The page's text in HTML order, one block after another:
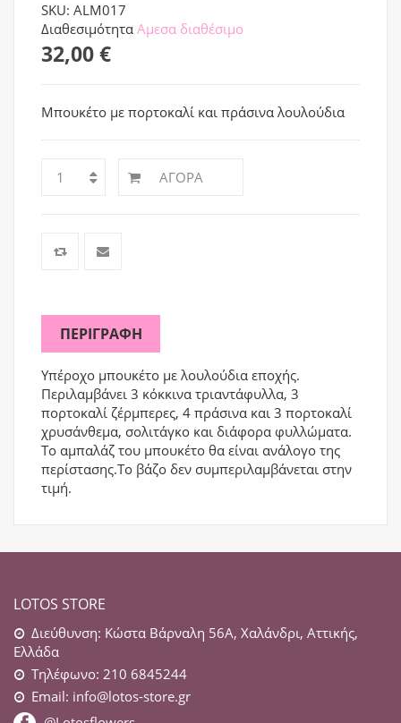
SKU: ALM017
Διαθεσιμότητα Αμεσα διαθέσιμο
32,00 €
Μπουκέτο με πορτοκαλί και πράσινα λουλούδια
ΑΓΟΡΆ
ΠΕΡΙΓΡΑΦΉ
Υπέροχο μπουκέτο με λουλούδια εποχής.
Περιλαμβάνει 3 κόκκινα τριαντάφυλλα, 3
πορτοκαλί ζέρμπερες, 4 πράσινα και 3 πορτοκαλί
χρυσάνθεμα, σολιτάγκο και διάφορα φυλλώματα.
Το αμπαλάζ του μπουκέτο θα είναι ανάλογο της
περίστασης.Το βάζο δεν συμπεριλαμβάνεται στην
τιμή.
LOTOS STORE
Διεύθυνση: Κώστα Βάρναλη 56Α, Χαλάνδρι, Αττικής,
Ελλάδα
Τηλέφωνο: 210 6845244
Email: info@lotos-store.gr